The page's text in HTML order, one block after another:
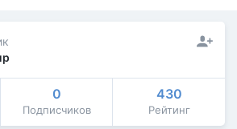
0
Подписчиков
430
Рейтинг